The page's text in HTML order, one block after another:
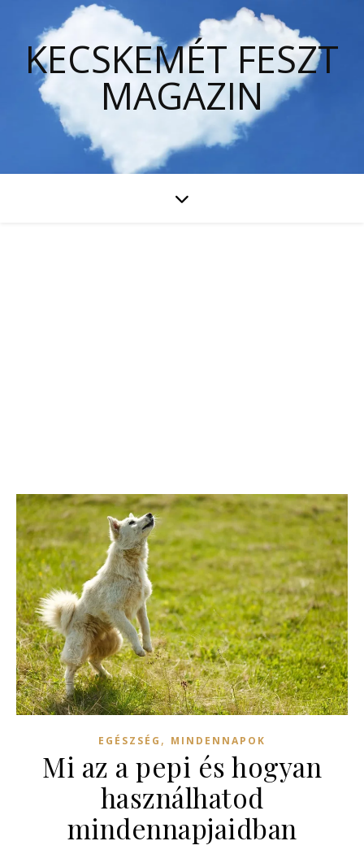
KECSKEMÉT FESZT
MAGAZIN
EGÉSZSÉG , MINDENNAPOK
Mi az a pepi és hogyan
használhatod
mindennapjaidban